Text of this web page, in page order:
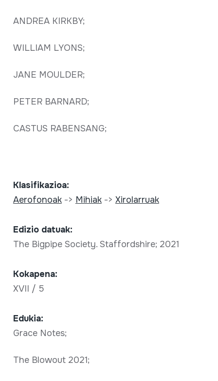
ANDREA KIRKBY;
WILLIAM LYONS;
JANE MOULDER;
PETER BARNARD;
CASTUS RABENSANG;
Klasifikazioa:
Aerofonoak-> Mihiak-> Xirolarruak
Edizio datuak:
The Bigpipe Society. Staffordshire; 2021
Kokapena:
XVII / 5
Edukia:
Grace Notes;
The Blowout 2021;